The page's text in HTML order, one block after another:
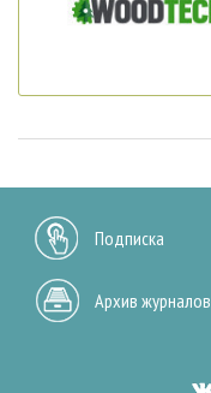
Подписка
Архив журналов